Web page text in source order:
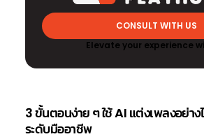
CONSULT WITH US
Elevate your experience
3 ขั้นตอนง่าย ๆ ใช้ AI แต่งเพลงอย่า
ระดับมืออาชีพ